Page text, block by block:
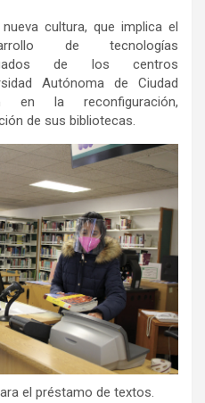
cultura, que implica el
de tecnologías
de los centros
Autónoma de Ciudad
en la reconfiguración,
de sus bibliotecas.
el préstamo de textos.